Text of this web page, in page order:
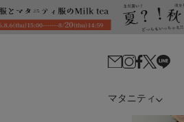
マタニティ